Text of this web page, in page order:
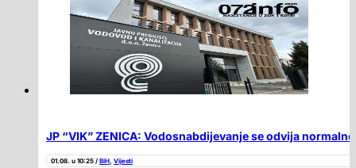
JP “VIK” ZENICA: Vodosnabdijevanje se odvija
01.08. u 10:25 / BiH, Vijesti